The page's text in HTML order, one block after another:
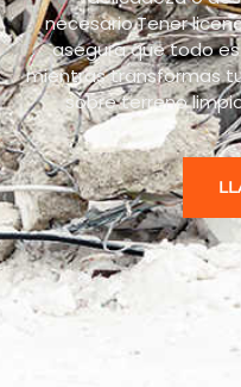
necesario.Tener
asegura que todo
mientras transformas
sobre terreno